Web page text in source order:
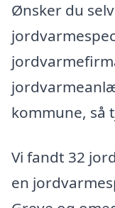
Ønsker du
kommune, så
Vi fandt 32
en